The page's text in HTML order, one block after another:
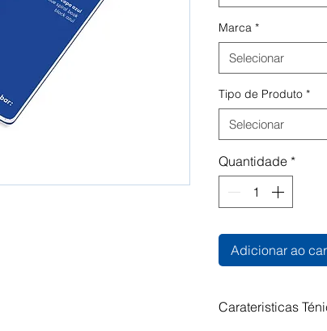
Marca *
Selecionar
Tipo de Produto *
Selecionar
Quantidade *
Adicionar ao
Carateristicas